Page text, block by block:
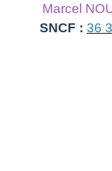
Marcel
SNCF : 36